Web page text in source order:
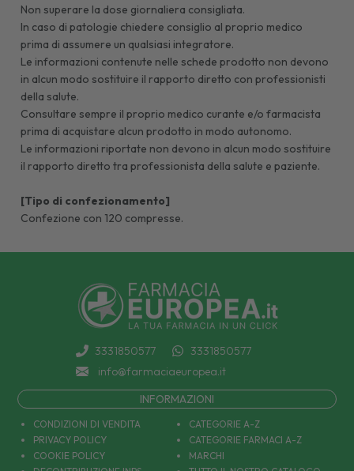
Non superare la dose giornaliera consigliata.
In caso di patologie chiedere consiglio al proprio medico
prima di assumere un qualsiasi integratore.
Le informazioni contenute nelle schede prodotto non devono
in alcun modo sostituire il rapporto diretto con professionisti
della salute.
Consultare sempre il proprio medico curante e/o farmacista
prima di acquistare alcun prodotto in modo autonomo.
Le informazioni riportate non devono in alcun modo sostituire
il rapporto diretto tra professionista della salute e paziente.
[Tipo di confezionamento]
Confezione con 120 compresse.
3331850577
3331850577
info@farmaciaeuropea.it
INFORMAZIONI
CONDIZIONI DI VENDITA
PRIVACY POLICY
COOKIE POLICY
CATEGORIE A-Z
CATEGORIE FARMACI A-Z
MARCHI